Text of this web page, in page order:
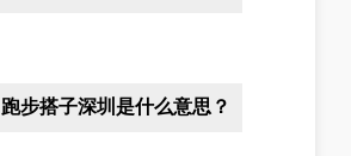
跑步搭子深圳是什么意思？